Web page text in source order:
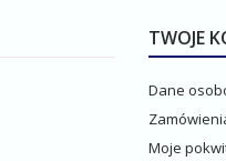
TWOJE
Dane
Moje